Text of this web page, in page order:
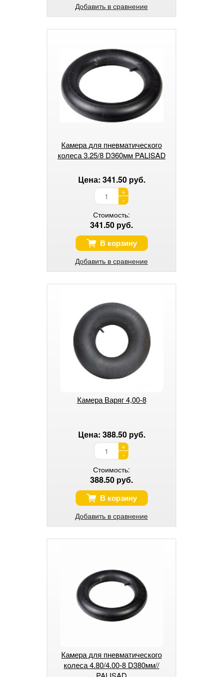
Добавить в сравнение
Камера для пневматического
колеса 3.25/8 D360мм PALISAD
Цена: 341.50 руб.
+
-
Стоимость:
341.50 руб.
В корзину
Добавить в сравнение
Камера Варяг 4,00-8
Цена: 388.50 руб.
+
-
Стоимость:
388.50 руб.
В корзину
Добавить в сравнение
Камера для пневматического
колеса 4.80/4.00-8 D380мм//